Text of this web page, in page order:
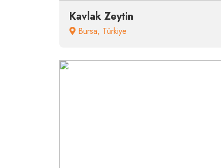
Kavlak Zeytin
Bursa, Türkiye